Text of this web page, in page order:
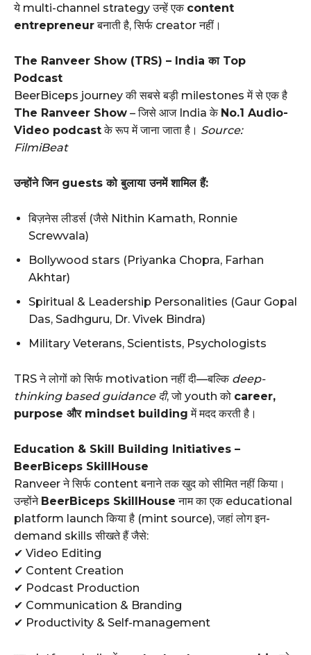
ये multi-channel strategy उन्हें एक content
entrepreneurबनाती है, सिर्फ creator नहीं।
The Ranveer Show (TRS) – India का Top
Podcast
BeerBiceps journey की सबसे बड़ी milestones में से एक है
The Ranveer Show – जिसे आज India के No.1 Audio-
Video podcastके रूप में जाना जाता है। Source:
FilmiBeat
उन्होंने जिन guests को बुलाया उनमें शामिल हैं:
बिज़नेस लीडर्स (जैसे Nithin Kamath, Ronnie
Screwvala)
Bollywood stars (Priyanka Chopra, Farhan
Akhtar)
Spiritual & Leadership Personalities (Gaur Gopal
Das, Sadhguru, Dr. Vivek Bindra)
Military Veterans, Scientists, Psychologists
TRS ने लोगों को सिर्फ motivation नहीं दी—बल्कि deep-
thinking based guidance दी, जो youth को career,
purpose और mindset building में मदद करती है।
Education & Skill Building Initiatives –
BeerBiceps SkillHouse
Ranveer ने सिर्फ content बनाने तक खुद को सीमित नहीं किया।
उन्होंने BeerBiceps SkillHouse नाम का एक educational
platform launch किया है (mint source), जहां लोग इन-
demand skills सीखते हैं जैसे:
✔ Video Editing
✔ Content Creation
✔ Podcast Production
✔ Communication & Branding
✔ Productivity & Self-management